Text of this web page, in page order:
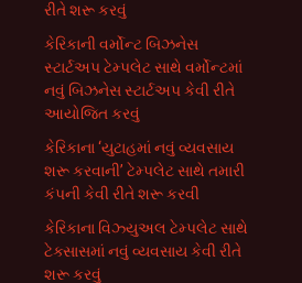
રીતે શરૂ કરવું
કેરિકાની વર્મોન્ટ બિઝનેસ
સ્ટાર્ટઅપ ટેમ્પલેટ સાથે વર્મોન્ટમાં
નવું બિઝનેસ સ્ટાર્ટઅપ કેવી રીતે
આયોજિત કરવું
કેરિકાના ‘યુટાહમાં નવું વ્યવસાય
શરૂ કરવાની’ ટેમ્પલેટ સાથે તમારી
કંપની કેવી રીતે શરૂ કરવી
કેરિકાના વિઝ્યુઅલ ટેમ્પલેટ સાથે
ટેક્સાસમાં નવું વ્યવસાય કેવી રીતે
શરૂ કરવું